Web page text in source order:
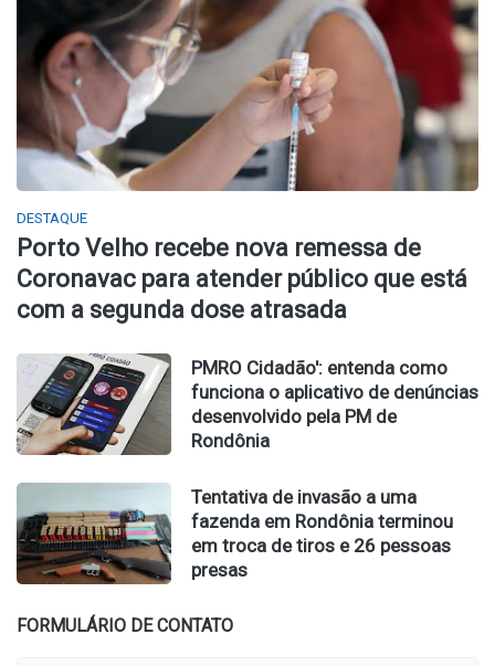
DESTAQUE
Porto Velho recebe nova remessa de
Coronavac para atender público que está
com a segunda dose atrasada
PMRO Cidadão': entenda como
funciona o aplicativo de denúncias
desenvolvido pela PM de
Rondônia
Tentativa de invasão a uma
fazenda em Rondônia terminou
em troca de tiros e 26 pessoas
presas
FORMULÁRIO DE CONTATO